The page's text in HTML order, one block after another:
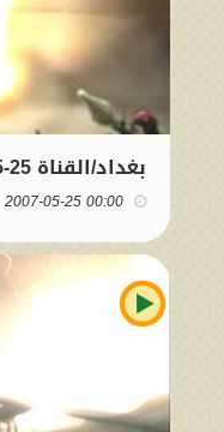
بغداد/القناة 25-5-2007
00:00 2007-05-25